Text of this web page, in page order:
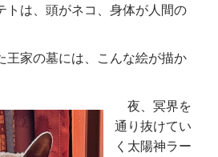
トは、頭がネコ、身体が人間の
王家の墓には、こんな絵が描か
夜、冥界を
通り抜けてい
く太陽神ラー